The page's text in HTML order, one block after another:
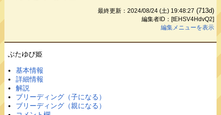
最終更新：2024/08/24 (土) 19:48:27 (713d)
編集者ID：[tEHSV4HdvQ2]
編集メニューを表示
ぶたゆび姫
基本情報
詳細情報
解説
ブリーディング（子になる）
ブリーディング（親になる）